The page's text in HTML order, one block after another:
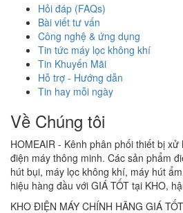
Hỏi đáp (FAQs)
Bài viết tư vấn
Công nghệ & ứng dụng
Tin tức máy lọc không khí
Tin Khuyến Mãi
Hỗ trợ - Hướng dẫn
Tin hay mỗi ngày
Về Chúng tôi
HOMEAIR - Kênh phân phối thiết bị
điện máy thông minh. Các sản phẩm
hút bụi, máy lọc không khí, máy hút
hiệu hàng đầu với GIÁ TỐT tại KHO,
KHO ĐIỆN MÁY CHÍNH HÃNG GIÁ TỐT